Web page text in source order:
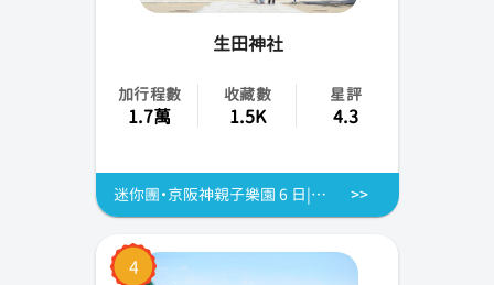
生田神社
加行程數
1.7萬
收藏數
1.5K
星評
4.3
迷你團・京阪神親子樂園 6 日|神戶動物王國&環球影城&世界遺產清水寺|2~8人成行・專車不併團・不含機票
4